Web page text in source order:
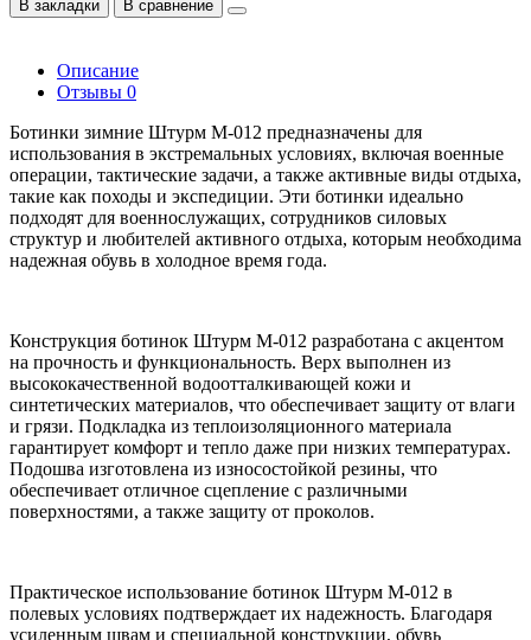
В закладки В сравнение
Описание
Отзывы 0
Ботинки зимние Штурм М-012 предназначены для
использования в экстремальных условиях, включая военные
операции, тактические задачи, а также активные виды отдыха,
такие как походы и экспедиции. Эти ботинки идеально
подходят для военнослужащих, сотрудников силовых
структур и любителей активного отдыха, которым необходима
надежная обувь в холодное время года.
Конструкция ботинок Штурм М-012 разработана с акцентом
на прочность и функциональность. Верх выполнен из
высококачественной водоотталкивающей кожи и
синтетических материалов, что обеспечивает защиту от влаги
и грязи. Подкладка из теплоизоляционного материала
гарантирует комфорт и тепло даже при низких температурах.
Подошва изготовлена из износостойкой резины, что
обеспечивает отличное сцепление с различными
поверхностями, а также защиту от проколов.
Практическое использование ботинок Штурм М-012 в
полевых условиях подтверждает их надежность. Благодаря
усиленным швам и специальной конструкции, обувь